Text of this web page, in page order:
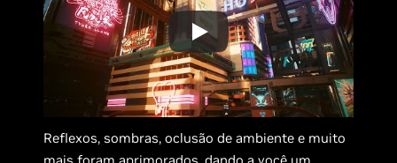
Reflexos, sombras, oclusão de ambiente e muito